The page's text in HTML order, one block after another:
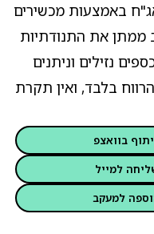
באמצעות מכשירים
ממתן את התנודתיות
נזילים וניתנים
בלבד, ואין תקרת
בוואצפ
למייל
למעקב